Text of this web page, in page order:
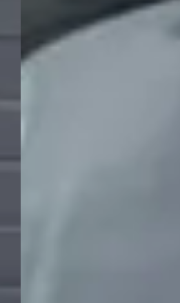
Grouwstra en ik ben ontzettend
de tijd om alles duidelijk uit te